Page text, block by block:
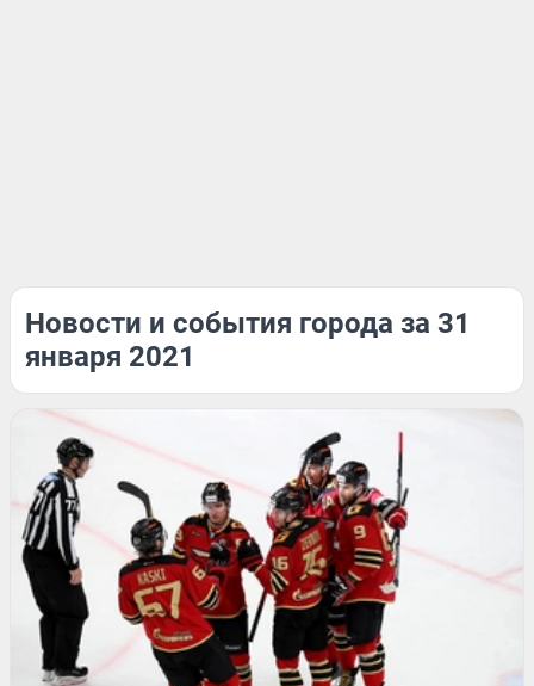
Новости и события города за 31
января 2021